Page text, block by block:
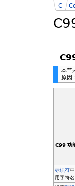
C
本节
原因
C99 功
标识符
用字符名